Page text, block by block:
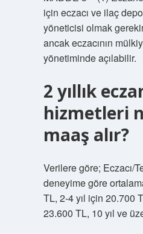
için eczacı ve ilaç
yöneticisi olmak
ancak eczacının
yönetiminde açılabilir.
2 yıllık
hizmetleri
maaş alır?
Verilere göre; Eczacı/
deneyime göre
TL, 2-4 yıl için 20.700
23.600 TL, 10 yıl ve